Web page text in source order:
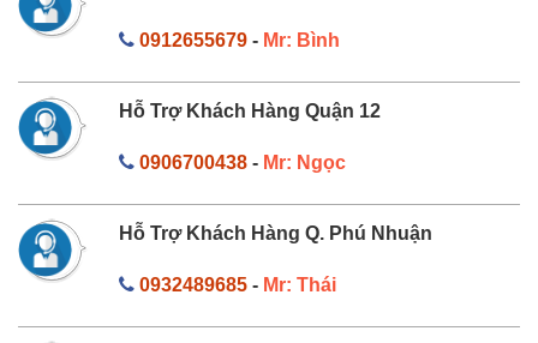
0912655679- Mr: Bình
Hỗ Trợ Khách Hàng Quận 12
0906700438- Mr: Ngọc
Hỗ Trợ Khách Hàng Q. Phú Nhuận
0932489685- Mr: Thái